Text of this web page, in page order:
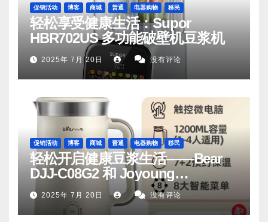
促销活动 博客 商城 普通 电器购物 移民
轻松享受健康生活：Supor
HBR702US 多功能破壁机豆浆机
2025年 7月 20日 没有评论
促销活动 博客 商城 普通 电器购物 移民
轻松开启健康豆浆生活——Bear
DJJ‑C08G2 和 Joyoung
DJ06M‑D53，你值得拥有
2025年 7月 20日 没有评论